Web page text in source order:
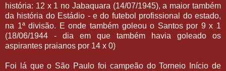
história: 12 x 1 no Jabaquara (14/07/1945), a maior também
da história do Estádio - e do futebol profissional do estado,
na 1ª divisão. E onde também goleou o Santos por 9 x 1
(18/06/1944 - dia em que também havia goleado os
aspirantes praianos por 14 x 0)
Foi lá que o São Paulo foi campeão do Torneio Início de